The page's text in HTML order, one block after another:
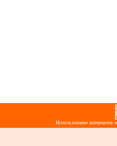
Использование материалов